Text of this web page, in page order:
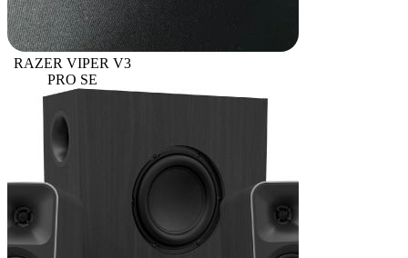
RAZER VIPER V3
PRO SE